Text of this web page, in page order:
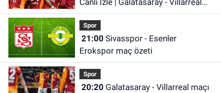
Canlı İzle | Galatasaray - Villarreal
Maçı Canlı Anlatım | Galatasaray
Maçı İzle
Spor
21:00
Erokspor maç özeti
Spor
20:20